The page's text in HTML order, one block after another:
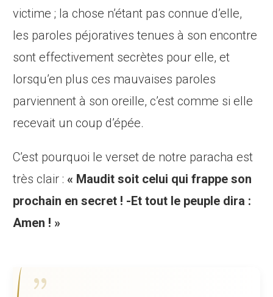
victime ; la chose n’étant pas connue d’elle,
les paroles péjoratives tenues à son encontre
sont effectivement secrètes pour elle, et
lorsqu’en plus ces mauvaises paroles
parviennent à son oreille, c’est comme si elle
recevait un coup d’épée.
C’est pourquoi le verset de notre paracha est
très clair :« Maudit soit celui qui frappe son
prochain en secret ! -Et tout le peuple dira :
Amen ! »